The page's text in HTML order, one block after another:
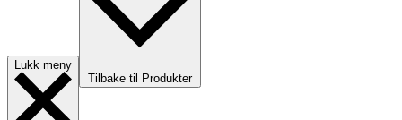
Lukk meny
Tilbake til Produkter